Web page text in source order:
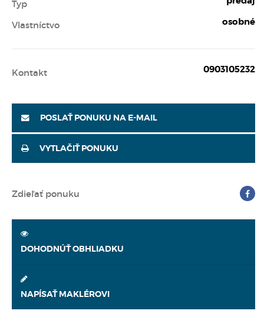
Typ
Vlastníctvo osobné
Kontakt 0903105232
POSLAŤ PONUKU NA E-MAIL
VYTLAČIŤ PONUKU
Zdieľať ponuku
DOHODNÚŤ OBHLIADKU
NAPÍSAŤ MAKLÉROVI